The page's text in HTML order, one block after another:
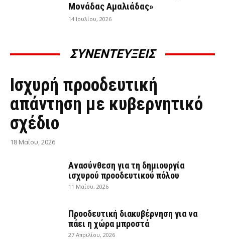
Μονάδας Αμαλιάδας»
14 Ιουλίου, 2026
ΣΥΝΕΝΤΕΥΞΕΙΣ
ΣΥΝΕΝΤΕΎΞΕΙΣ
Ισχυρή προοδευτική
απάντηση με κυβερνητικό
σχέδιο
18 Μαΐου, 2026
Ανασύνθεση για τη δημιουργία
ισχυρού προοδευτικού πόλου
11 Μαΐου, 2026
Προοδευτική διακυβέρνηση για να
πάει η χώρα μπροστά
27 Απριλίου, 2026